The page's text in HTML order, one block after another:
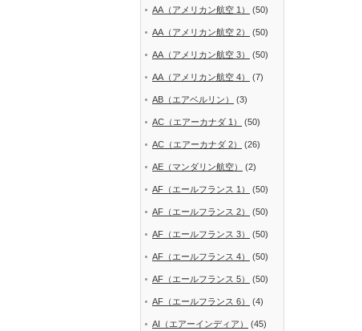
AA（アメリカン航空 1） (50)
AA（アメリカン航空 2） (50)
AA（アメリカン航空 3） (50)
AA（アメリカン航空 4） (7)
AB（エアベルリン） (3)
AC（エアーカナダ 1） (50)
AC（エアーカナダ 2） (26)
AE（マンダリン航空） (2)
AF（エールフランス 1） (50)
AF（エールフランス 2） (50)
AF（エールフランス 3） (50)
AF（エールフランス 4） (50)
AF（エールフランス 5） (50)
AF（エールフランス 6） (4)
AI（エアーインディア） (45)